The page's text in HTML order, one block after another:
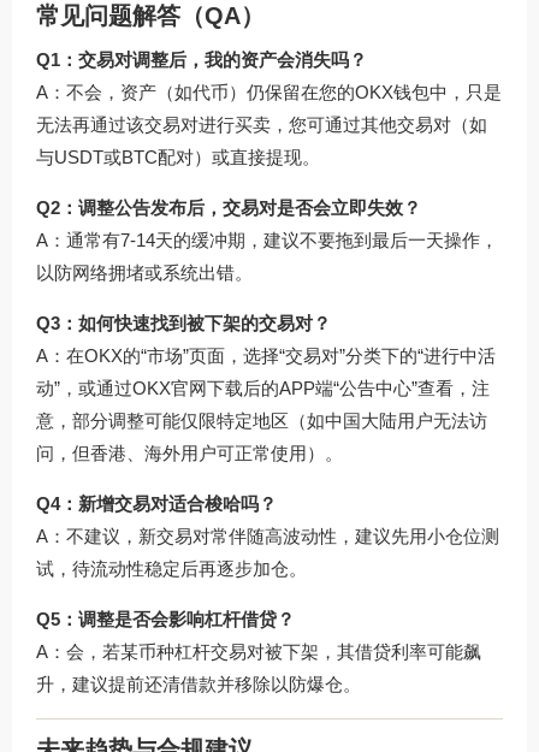
常见问题解答（QA）
Q1：交易对调整后，我的资产会消失吗？
A：不会，资产（如代币）仍保留在您的OKX钱包中，只是
无法再通过该交易对进行买卖，您可通过其他交易对（如
与USDT或BTC配对）或直接提现。
Q2：调整公告发布后，交易对是否会立即失效？
A：通常有7-14天的缓冲期，建议不要拖到最后一天操作，
以防网络拥堵或系统出错。
Q3：如何快速找到被下架的交易对？
A：在OKX的“市场”页面，选择“交易对”分类下的“进行中活
动”，或通过OKX官网下载后的APP端“公告中心”查看，注
意，部分调整可能仅限特定地区（如中国大陆用户无法访
问，但香港、海外用户可正常使用）。
Q4：新增交易对适合梭哈吗？
A：不建议，新交易对常伴随高波动性，建议先用小仓位测
试，待流动性稳定后再逐步加仓。
Q5：调整是否会影响杠杆借贷？
A：会，若某币种杠杆交易对被下架，其借贷利率可能飙
升，建议提前还清借款并移除以防爆仓。